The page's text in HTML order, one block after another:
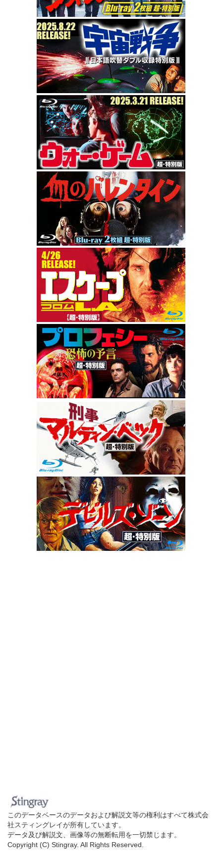
このデータベースのデータおよび解説文等の権利はすべて株式会
社スティングレイが所有しています。
データ及び解説文、画像等の無断転用を一切禁じます。
Copyright (C) Stingray. All Rights Reserved.